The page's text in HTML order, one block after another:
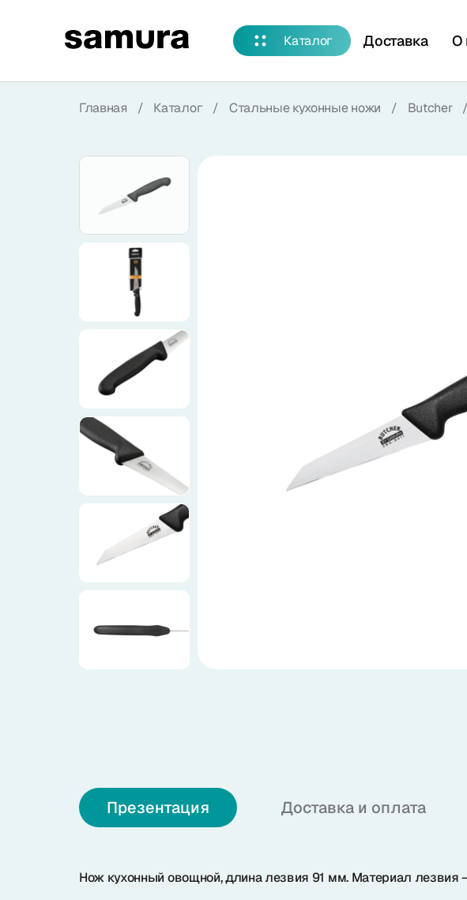
Каталог Доставка О
Новинки
Распродажа
Коллекции
Ножи по видам
Наборы
Популярные подборки
Аксессуары
Спецпредложения и уценка
+7 (985) 682 65 26
Интернет-магазин (пн-пт 9-18)
Главная / Каталог / Стальные кухонные ножи / Butcher /
Презентация Доставка и оплата
Нож кухонный овощной, длина лезвия 91 мм. Материал